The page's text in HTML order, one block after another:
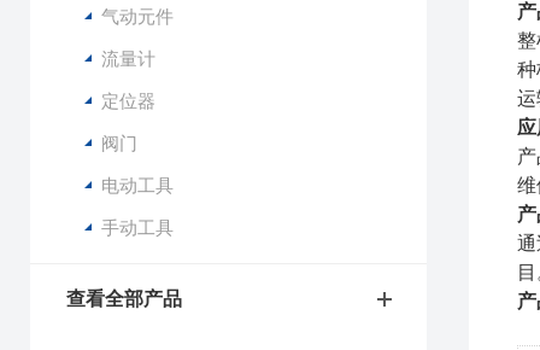
气动元件
流量计
定位器
阀门
电动工具
手动工具
查看全部产品
整
种
运
维
通